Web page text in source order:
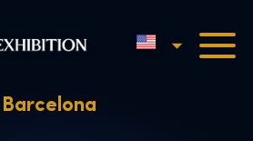
Potter™: The
English
Barcelona